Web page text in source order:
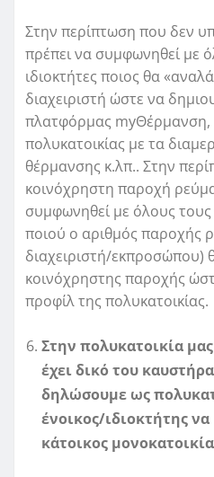
Στην περίπτωση που δεν
πρέπει να συμφωνηθεί με
ιδιοκτήτες ποιος θα
διαχειριστή ώστε να
πλατφόρμας myΘέρμανση,
πολυκατοικίας με τα
θέρμανσης κ.λπ.. Στην
κοινόχρηστη παροχή
συμφωνηθεί με όλους τους
ποιού ο αριθμός παροχής
διαχειριστή/εκπροσώπου)
κοινόχρηστης παροχής
προφίλ της πολυκατοικίας.
Στην πολυκατοικία
έχει δικό του
δηλώσουμε ως
ένοικος/ιδιοκτήτης
κάτοικος